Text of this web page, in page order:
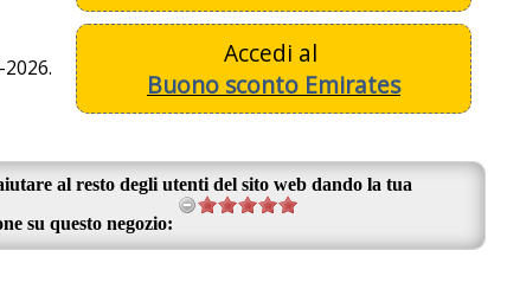
Accedi al
Buono sconto Emirates
al resto degli utenti del sito web dando la tua
su questo negozio: